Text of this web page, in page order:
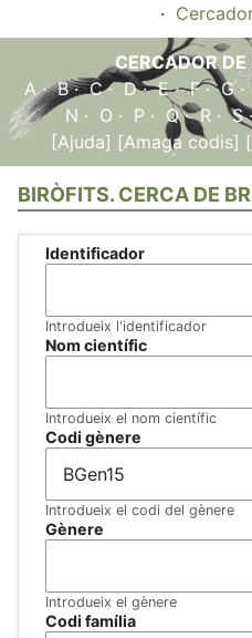
·
CERCADOR
A·B·C·D·E·F·G
N · O · P · Q·R ·S
[Ajuda] [Amaga codis]
BIRÒFITS. CERCA DE
Identificador
Introdueix l'identificador
Nom científic
Introdueix el nom científic
Codi gènere
Introdueix el codi del gènere
Gènere
Introdueix el gènere
Codi família